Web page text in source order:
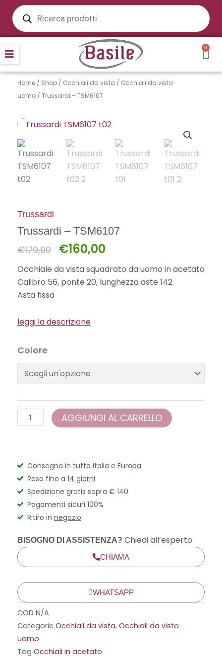
contenuto
Products
search
0
Home / Shop / Occhiali da vista / Occhiali da vista
uomo / Trussardi – TSM6107
Trussardi
Trussardi – TSM6107
€179,00
Il
originale
era:
€160,00
attuale
è:
Occhiale da vista squadrato da uomo in acetato
Calibro 56, ponte 20, lunghezza aste 142
Asta fissa
leggi la descrizione
Colore
Trussardi
-
TSM6107
quantità
AGGIUNGI AL CARRELLO
Consegna in tutta Italia e Europa
Reso fino a 14 giorni
Spedizione gratis sopra € 140
Pagamenti sicuri 100%
Ritiro in negozio
BISOGNO DI ASSISTENZA? Chiedi all’esperto
CHIAMA
WHATSAPP
COD N/A
Categorie Occhiali da vista, Occhiali da vista
uomo
Tag Occhiali in acetato